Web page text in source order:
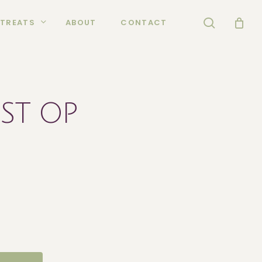
ABOUT CONTACT search
OP